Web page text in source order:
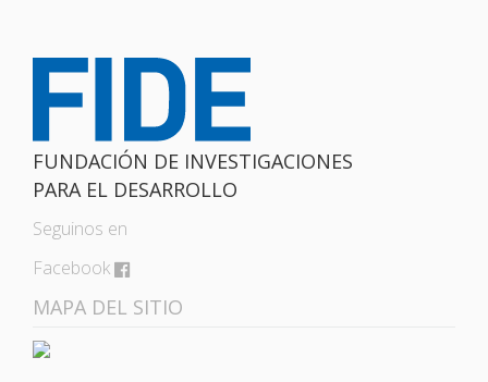
FUNDACIÓN DE INVESTIGACIONES
PARA EL DESARROLLO
Seguinos en
Facebook
MAPA DEL SITIO